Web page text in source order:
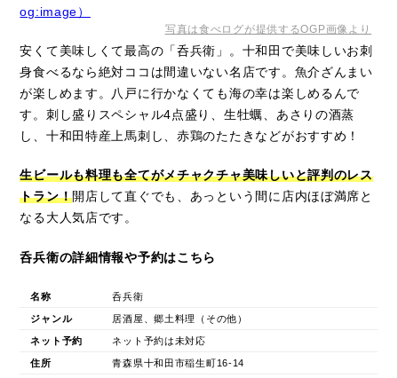
写真は食べログが提供するOGP画像より
安くて美味しくて最高の「呑兵衛」。十和田で美味しいお刺
身食べるなら絶対ココは間違いない名店です。魚介ざんまい
が楽しめます。八戸に行かなくても海の幸は楽しめるんで
す。刺し盛りスペシャル4点盛り、生牡蠣、あさりの酒蒸
し、十和田特産上馬刺し、赤鶏のたたきなどがおすすめ！
生ビールも料理も全てがメチャクチャ美味しいと評判のレス
トラン！開店して直ぐでも、あっという間に店内ほぼ満席と
なる大人気店です。
呑兵衛の詳細情報や予約はこちら
名称 呑兵衛
ジャンル 居酒屋、郷土料理（その他）
ネット予約 ネット予約は未対応
住所 青森県十和田市稲生町16-14